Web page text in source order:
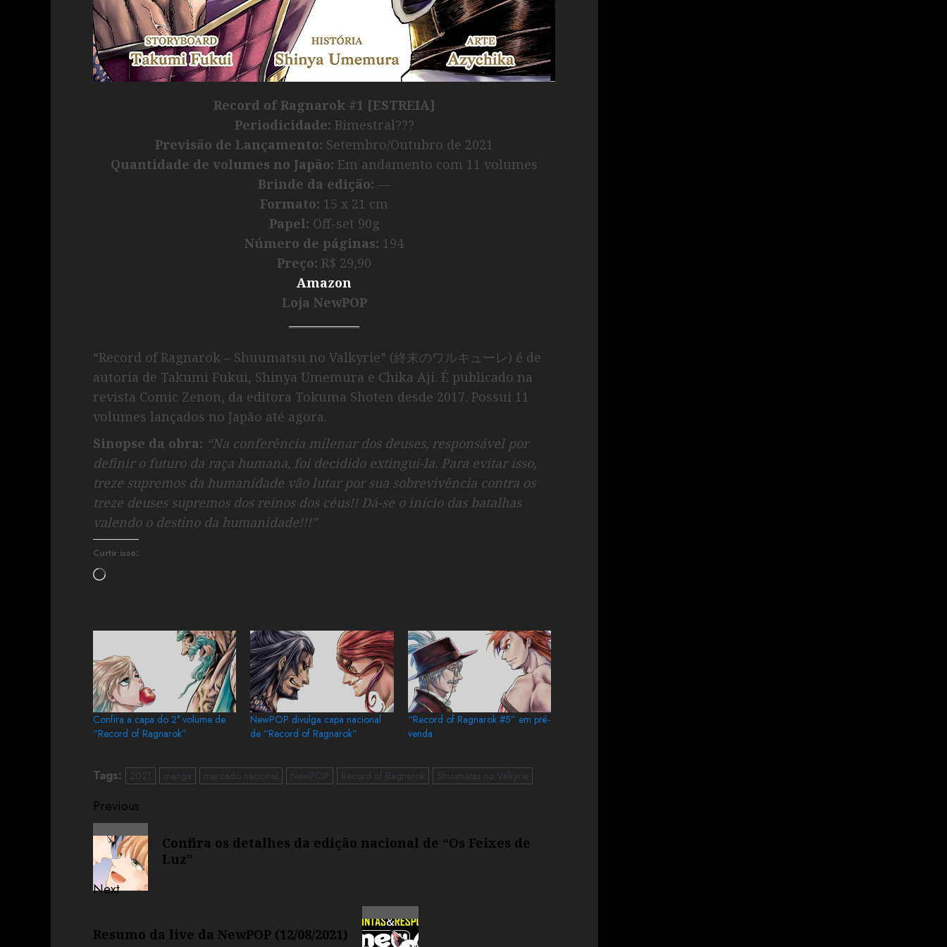
Record of Ragnarok #1 [ESTREIA]
Periodicidade: Bimestral???
Previsão de Lançamento: Setembro/Outubro de 2021
Quantidade de volumes no Japão: Em andamento com 11 volumes
Brinde da edição: —
Formato: 15 x 21 cm
Papel: Off-set 90g
Número de páginas: 194
Preço: R$ 29,90
Amazon
Loja NewPOP
“Record of Ragnarok – Shuumatsu no Valkyrie” (終末のワルキューレ) é de
autoria de Takumi Fukui, Shinya Umemura e Chika Aji. É publicado na
revista Comic Zenon, da editora Tokuma Shoten desde 2017. Possui 11
volumes lançados no Japão até agora.
Sinopse da obra: “Na conferência milenar dos deuses, responsável por
definir o futuro da raça humana, foi decidido extingui-la. Para evitar isso,
treze supremos da humanidade vão lutar por sua sobrevivência contra os
treze deuses supremos dos reinos dos céus!! Dá-se o início das batalhas
valendo o destino da humanidade!!!”
Curtir isso:
Confira a capa do 2° volume de
“Record of Ragnarok”
NewPOP divulga capa nacional
de “Record of Ragnarok”
“Record of Ragnarok #5” em pré-
venda
Tags: 2021 manga mercado nacional NewPOP Record of Ragnarok Shuumatsu no Valkyrie
Previous
Confira os detalhes da edição nacional de “Os Feixes de
Luz”
Next
Resumo da live da NewPOP (12/08/2021)